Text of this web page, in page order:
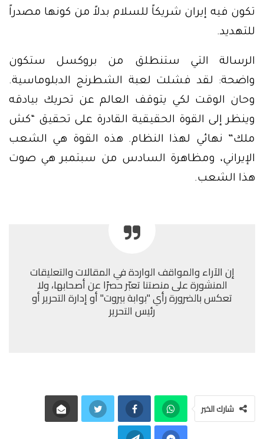
تكون فيه إيران شريكاً للسلام بدلاً من كونها مصدراً
للتهديد.
الرسالة التي ستنطلق من بروكسل ستكون
واضحة: لقد فشلت لعبة الشطرنج الدبلوماسية.
وحان الوقت لكي يتوقف العالم عن تحريك بيادقه
وينظر إلى القوة الحقيقية القادرة على تحقيق “كش
ملك” نهائي لهذا النظام. هذه القوة هي الشعب
الإيراني، ومظاهرة السادس من سبتمبر هي صوت
هذا الشعب.
إن الآراء والمواقف الواردة في المقالات والتعليقات
المنشورة على منصتنا تعبّر حصرًا عن أصحابها، ولا
تعكس بالضرورة رأي "بوابة بيروت" أو إدارة التحرير أو
رئيس التحرير
شارك الخبر